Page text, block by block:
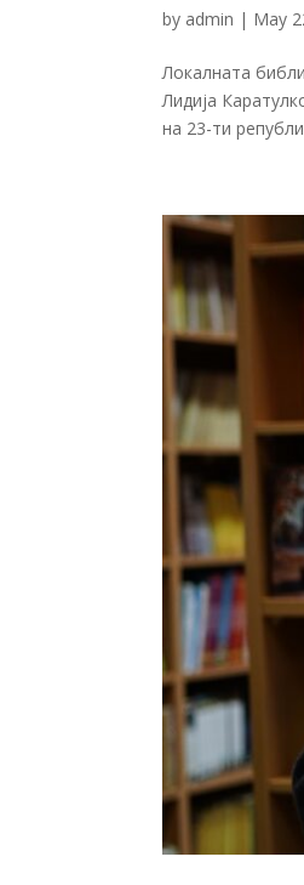
by admin | May
Локалната
Лидија
на 23-ти